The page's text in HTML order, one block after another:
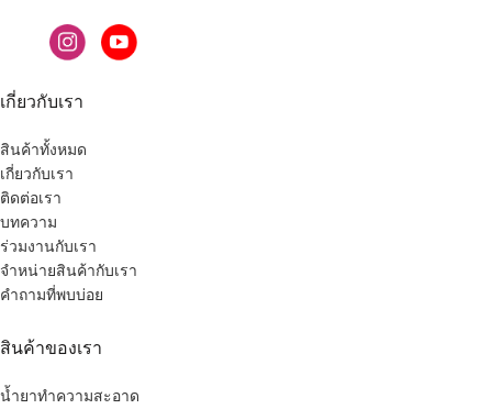
เกี่ยวกับเรา
สินค้าทั้งหมด
เกี่ยวกับเรา
ติดต่อเรา
บทความ
ร่วมงานกับเรา
จำหน่ายสินค้ากับเรา
คำถามที่พบบ่อย
สินค้าของเรา
น้ำยาทำความสะอาด